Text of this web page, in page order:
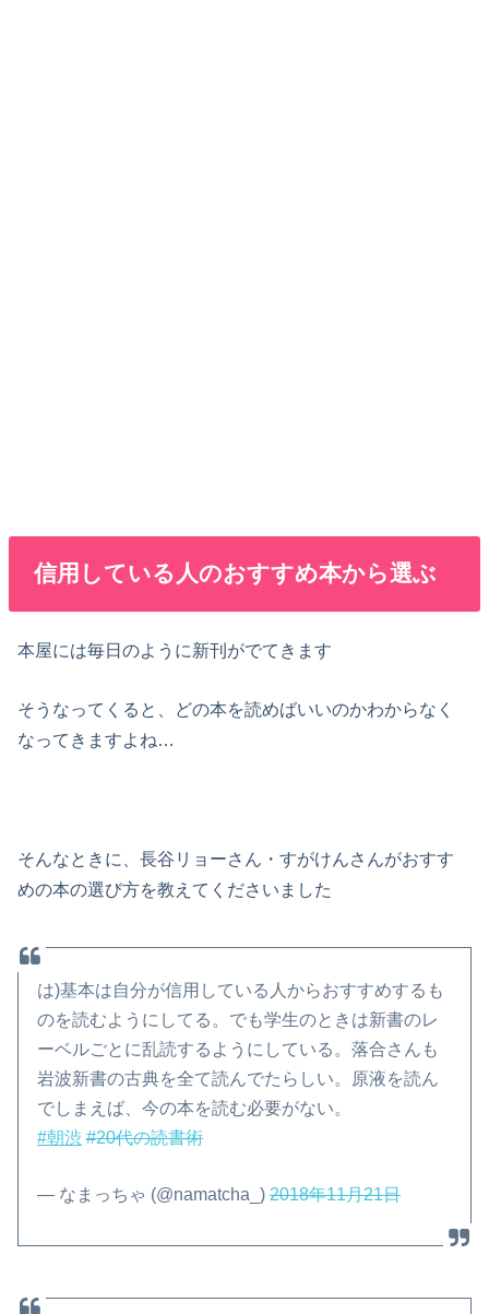
信用している人のおすすめ本から選ぶ
本屋には毎日のように新刊がでてきます
そうなってくると、どの本を読めばいいのかわからなく
なってきますよね…
そんなときに、長谷リョーさん・すがけんさんがおすす
めの本の選び方を教えてくださいました
は)基本は自分が信用している人からおすすめするも
のを読むようにしてる。でも学生のときは新書のレ
ーベルごとに乱読するようにしている。落合さんも
岩波新書の古典を全て読んでたらしい。原液を読ん
でしまえば、今の本を読む必要がない。
#朝渋 #20代の読書術
— なまっちゃ (@namatcha_)2018年11月21日